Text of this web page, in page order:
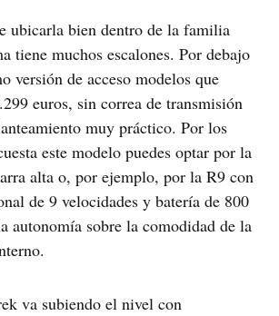
ubicarla bien dentro de la familia
tiene muchos escalones. Por debajo
versión de acceso modelos que
euros, sin correa de transmisión
muy práctico. Por los
este modelo puedes optar por la
alta o, por ejemplo, por la R9 con
de 9 velocidades y batería de 800
autonomía sobre la comodidad de la
va subiendo el nivel con